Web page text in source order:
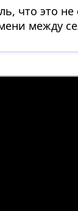
что это
между